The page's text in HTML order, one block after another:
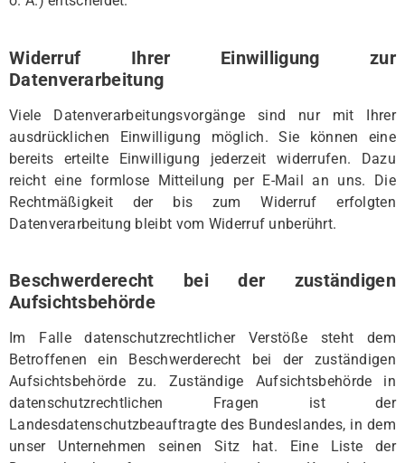
Widerruf Ihrer Einwilligung zur
Datenverarbeitung
Viele Datenverarbeitungsvorgänge sind nur mit Ihrer
ausdrücklichen Einwilligung möglich. Sie können eine
bereits erteilte Einwilligung jederzeit widerrufen. Dazu
reicht eine formlose Mitteilung per E-Mail an uns. Die
Rechtmäßigkeit der bis zum Widerruf erfolgten
Datenverarbeitung bleibt vom Widerruf unberührt.
Beschwerderecht bei der zuständigen
Aufsichtsbehörde
Im Falle datenschutzrechtlicher Verstöße steht dem
Betroffenen ein Beschwerderecht bei der zuständigen
Aufsichtsbehörde zu. Zuständige Aufsichtsbehörde in
datenschutzrechtlichen Fragen ist der
Landesdatenschutzbeauftragte des Bundeslandes, in dem
unser Unternehmen seinen Sitz hat. Eine Liste der